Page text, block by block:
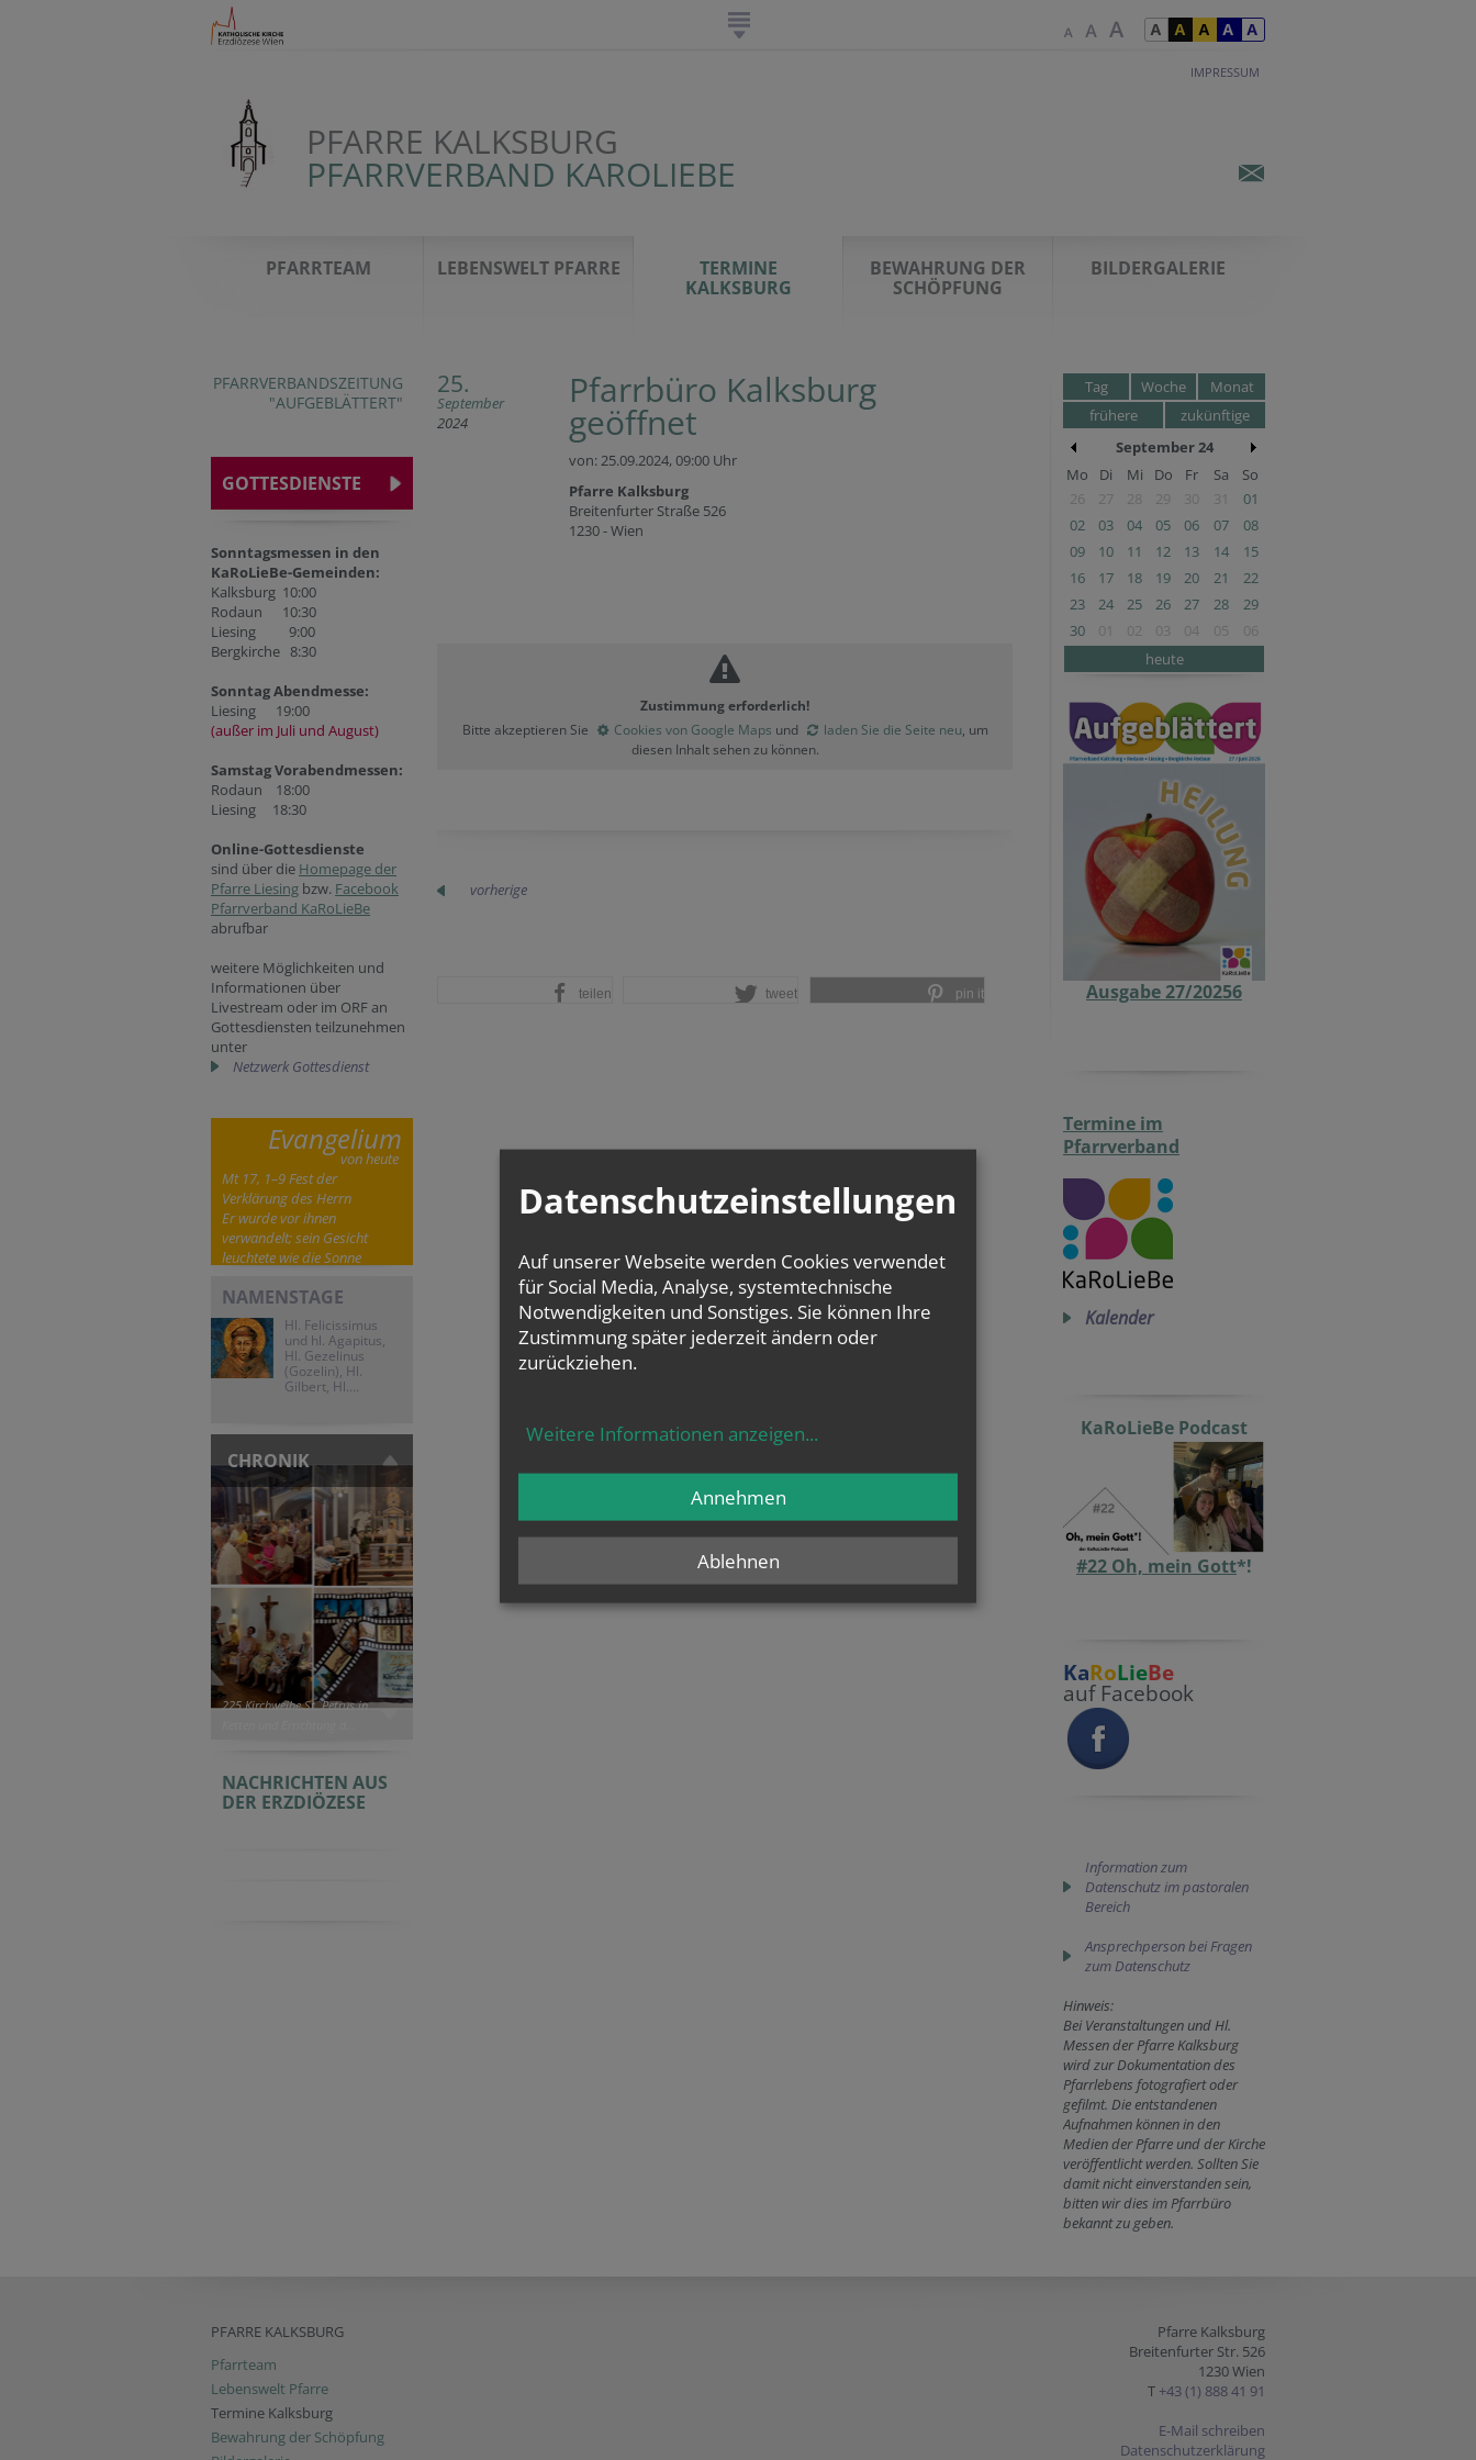
IMPRESSUM
PFARRE KALKSBURG
PFARRVERBAND KAROLIEBE
PFARRTEAM LEBENSWELT PFARRE
TERMINE
KALKSBURG
BEWAHRUNG DER
SCHÖPFUNG
BILDERGALERIE
PFARRVERBANDSZEITUNG
"AUFGEBLÄTTERT"
GOTTESDIENSTE
Sonntagsmessen in den
KaRoLieBe-Gemeinden:
Kalksburg 10:00
Rodaun 10:30
Liesing 9:00
Bergkirche 8:30
Sonntag Abendmesse:
Liesing 19:00
(außer im Juli und August)
Samstag Vorabendmessen:
Rodaun 18:00
Liesing 18:30
Online-Gottesdienste
sind über die Homepage der
Pfarre Liesing bzw. Facebook
Pfarrverband KaRoLieBe
abrufbar
weitere Möglichkeiten und
Informationen über
Livestream oder im ORF an
Gottesdiensten teilzunehmen
unter
Netzwerk Gottesdienst
Evangelium
von heute
Mt 17, 1–9 Fest der
Verklärung des Herrn
Er wurde vor ihnen
verwandelt; sein Gesicht
leuchtete wie die Sonne
NAMENSTAGE
Hl. Felicissimus
und hl. Agapitus,
Hl. Gezelinus
(Gozelin), Hl.
Gilbert, Hl....
CHRONIK
225 Kirchweihe St. Petrus in
NACHRICHTEN AUS
DER ERZDIÖZESE
25.
September
2024
Pfarrbüro Kalksburg
geöffnet
von: 25.09.2024,09:00 Uhr
Pfarre Kalksburg
Breitenfurter Straße 526
1230 - Wien
Zustimmung erforderlich!
Bitte akzeptieren Sie
Cookies von Google Maps und laden Sie die Seite neu, um
diesen Inhalt sehen zu können.
vorherige
teilen tweet pin it
Tag Woche
Monat
frühere
zukünftige
September 24
Mo
Di Mi Do Fr Sa
So
26
27 28 29 30 31
01
02
03 04 05 06 07
08
09
10 11 12 13 14
15
16
17 18 19 20 21
22
23
24 25 26 27 28
29
30
01 02 03 04 05
06
heute
Ausgabe 27/20256
Termine im
Pfarrverband
Kalender
KaRoLieBe Podcast
#22 Oh, mein Gott*!
KaRoLieBe
auf Facebook
Information zum
Datenschutz im pastoralen
Bereich
Ansprechperson bei Fragen
zum Datenschutz
Hinweis:
Bei Veranstaltungen und Hl.
Messen der Pfarre Kalksburg
wird zur Dokumentation des
Pfarrlebens fotografiert oder
gefilmt. Die entstandenen
Aufnahmen können in den
Medien der Pfarre und der Kirche
veröffentlicht werden. Sollten Sie
damit nicht einverstanden sein,
bitten wir dies im Pfarrbüro
bekannt zu geben.
PFARRE KALKSBURG
Pfarrteam
Lebenswelt Pfarre
Termine Kalksburg
Bewahrung der Schöpfung
Pfarre Kalksburg
Breitenfurter Str. 526
1230 Wien
T +43 (1) 888 41 91
E-Mail schreiben
Datenschutzerklärung
Datenschutzeinstellungen
Auf unserer Webseite werden Cookies verwendet
für Social Media, Analyse, systemtechnische
Notwendigkeiten und Sonstiges. Sie können Ihre
Zustimmung später jederzeit ändern oder
zurückziehen.
Weitere Informationen anzeigen...
Ablehnen
Annehmen